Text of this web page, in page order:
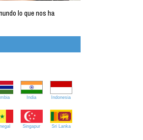
lo que nos ha
India Indonesia
Singapur Sri Lanka